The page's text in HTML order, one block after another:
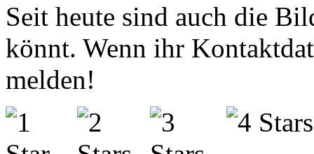
Seit heute sind auch die
könnt. Wenn ihr
melden!